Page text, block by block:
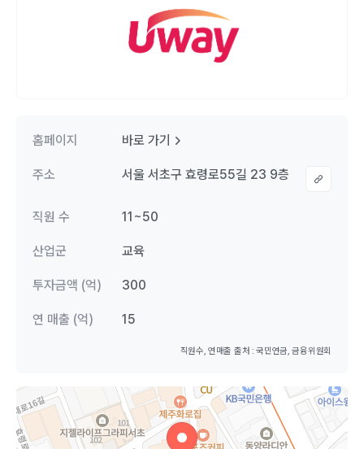
홈페이지 바로 가기
주소 서울 서초구 효령로55길 23 9층
직원 수 11~50
산업군 교육
투자금액 (억) 300
연 매출 (억) 15
직원수, 연매출 출처 : 국민연금, 금융위원회